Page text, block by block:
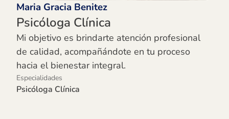
Maria Gracia Benitez
Psicóloga Clínica
Mi objetivo es brindarte atención profesional
de calidad, acompañándote en tu proceso
hacia el bienestar integral.
Especialidades
Psicóloga Clínica